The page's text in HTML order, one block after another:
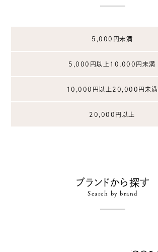
5,000円未満
5,000円以上10,000円未満
10,000円以上20,000円未満
20,000円以上
ブランドから探す
Search by brand